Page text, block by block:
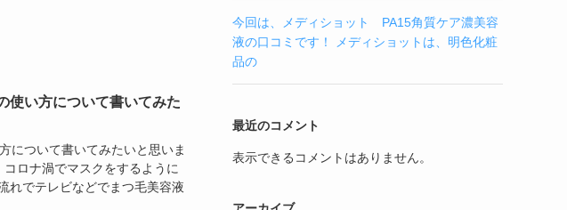
使い方について書いてみた
について書いてみたいと思いま
ロナ渦でマスクをするように
れでテレビなどでまつ毛美容液
今回は、メディショット PA15角質ケア濃美容
液の口コミです！ メディショットは、明色化粧
品の
最近のコメント
表示できるコメントはありません。